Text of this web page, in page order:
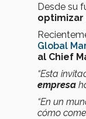
Desde su
optimizar
Global
al Chief
“Esta
empresa
“En un
cómo